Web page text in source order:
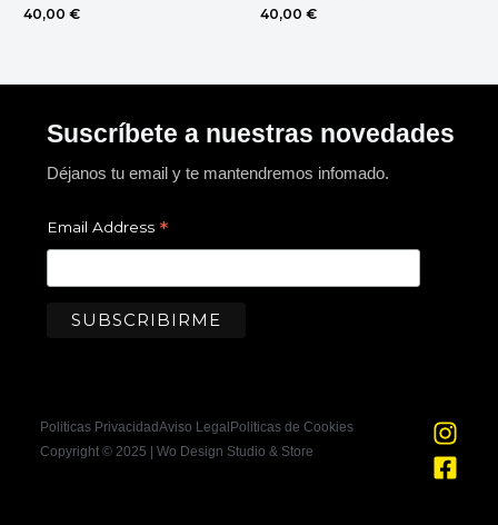
40,00 € 40,00 €
Suscríbete a nuestras novedades
Déjanos tu email y te mantendremos infomado.
Email Address *
Politicas PrivacidadAviso LegalPoliticas de Cookies
Copyright © 2025 | Wo Design Studio & Store
I
n
s
F
a
c